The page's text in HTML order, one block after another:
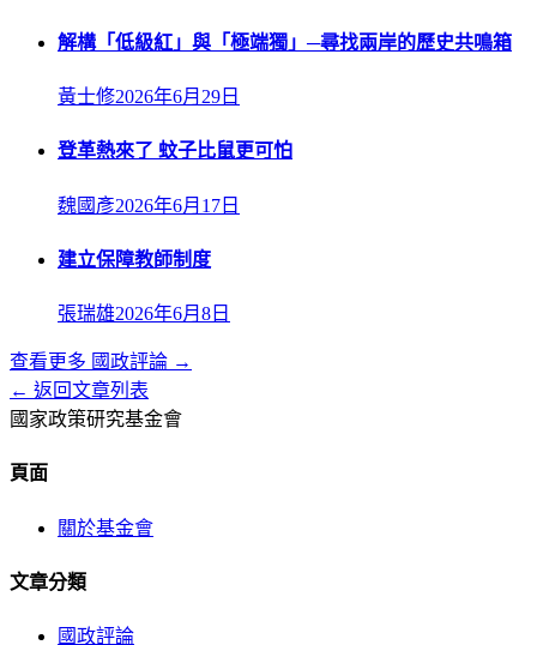
解構「低級紅」與「極端獨」─尋找兩岸的歷史共鳴箱
黃士修2026年6月29日
登革熱來了 蚊子比鼠更可怕
魏國彥2026年6月17日
建立保障教師制度
張瑞雄2026年6月8日
查看更多 國政評論 →
← 返回文章列表
國家政策研究基金會
頁面
關於基金會
文章分類
國政評論